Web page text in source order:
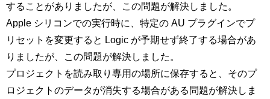
することがありましたが、この問題が解決しました。
Apple シリコンでの実行時に、特定の AU プラグインでプ
リセットを変更すると Logic が予期せず終了する場合があ
りましたが、この問題が解決しました。
プロジェクトを読み取り専用の場所に保存すると、そのプ
ロジェクトのデータが消失する場合がある問題が解決しま